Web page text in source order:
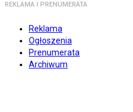
REKLAMA I PRENUMERATA
Reklama
Ogłoszenia
Prenumerata
Archiwum